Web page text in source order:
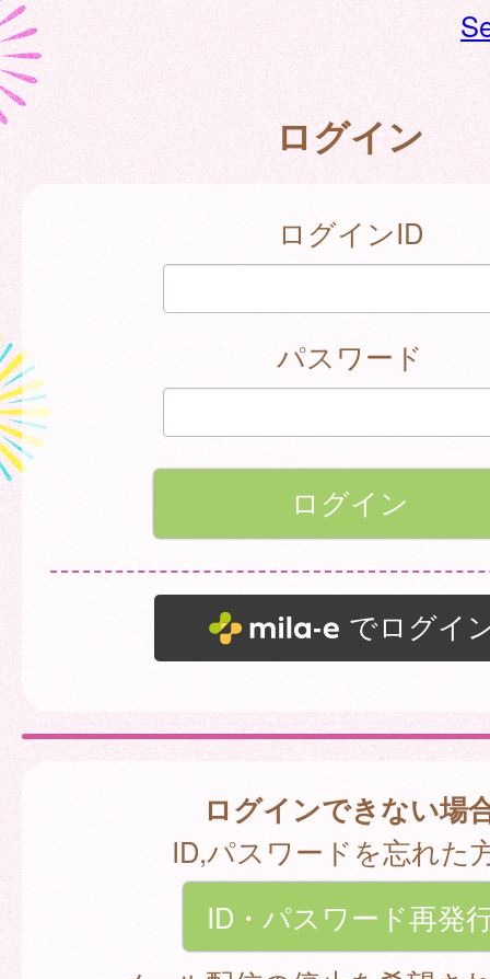
ログイン
ログインID
パスワード
でログイ
ログインできない場
ID,パスワードを忘れた
ID・パスワード再発